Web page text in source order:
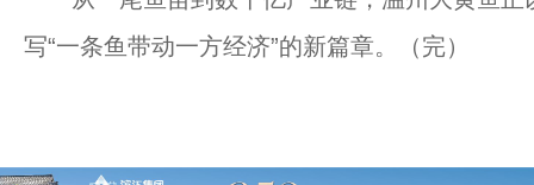
写“一条鱼带动一方经济”的新篇章。（完）